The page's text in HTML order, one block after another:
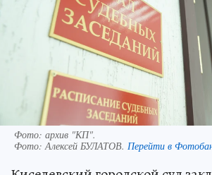
Фото: архив "КП".
Фото:Алексей БУЛАТОВ. Перейти в